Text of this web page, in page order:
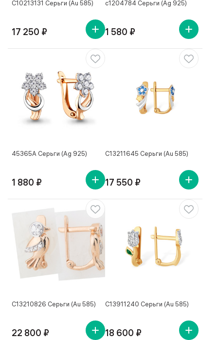
С10213131 Серьги (Au 585)
17 250 ₽
с1204784 Серьги (Ag 925)
1 580 ₽
45365А Серьги (Ag 925)
1 880 ₽
С13211645 Серьги (Au 585)
17 550 ₽
С13210826 Серьги (Au 585)
22 800 ₽
С13911240 Серьги (Au 585)
18 600 ₽